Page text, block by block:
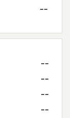
--
--
--
--
--